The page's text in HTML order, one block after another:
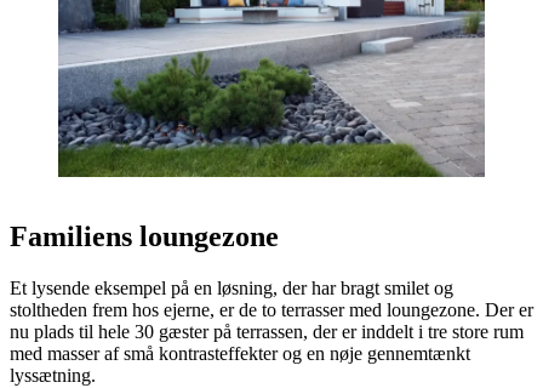
Familiens loungezone
Et lysende eksempel på en løsning, der har bragt smilet og
stoltheden frem hos ejerne, er de to terrasser med loungezone. Der er
nu plads til hele 30 gæster på terrassen, der er inddelt i tre store rum
med masser af små kontrasteffekter og en nøje gennemtænkt
lyssætning.